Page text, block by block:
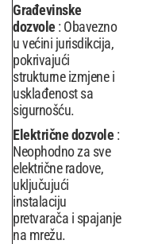
Građevinske
dozvole : Obavezno
u većini jurisdikcija,
pokrivajući
strukturne izmjene i
usklađenost sa
sigurnošću.
Električne dozvole :
Neophodno za sve
električne radove,
uključujući
instalaciju
pretvarača i spajanje
na mrežu.